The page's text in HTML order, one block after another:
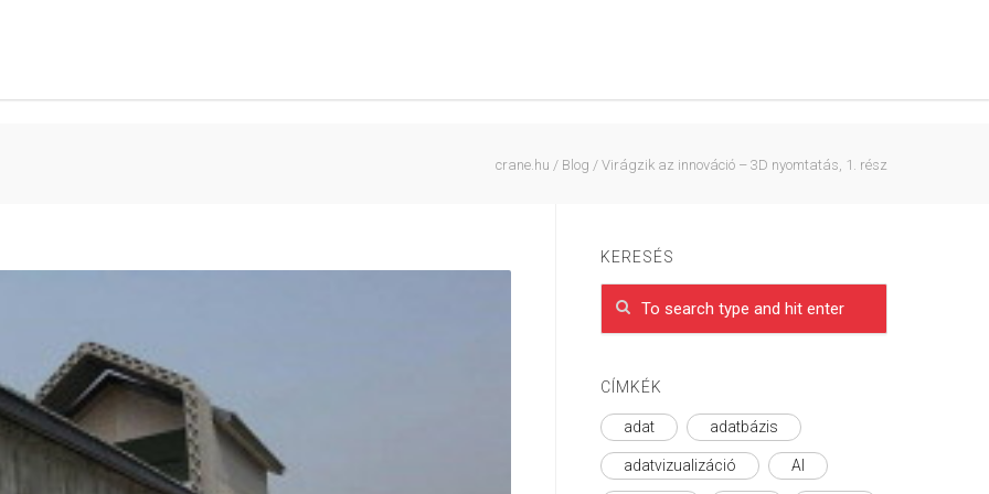
crane.hu / Blog / Virágzik az innováció – 3D nyomtatás, 1. rész
KERESÉS
CÍMKÉK
adat adatbázis
adatvizualizáció AI